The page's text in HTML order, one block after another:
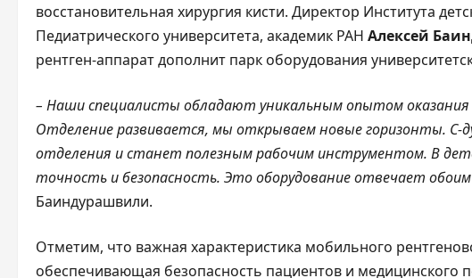
восстановительная хирургия кисти. Директор Института
Педиатрического университета, академик РАН Алексей
рентген-аппарат дополнит парк оборудования
– Наши специалисты обладают уникальным опытом
Отделение развивается, мы открываем новые горизонты. С-
отделения и станет полезным рабочим инструментом. В
точность и безопасность. Это оборудование отвечает
Баиндурашвили.
Отметим, что важная характеристика мобильного
обеспечивающая безопасность пациентов и медицинского